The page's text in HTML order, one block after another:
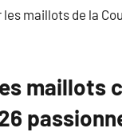
maillots de la
maillots